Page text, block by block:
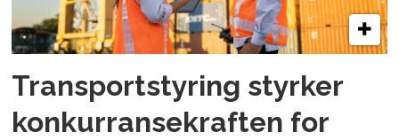
Transportstyring styrker
konkurransekraften for